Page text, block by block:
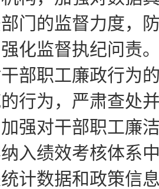
门的监督力度，
化监督执纪问责
部职工廉政行为
行为，严肃查处
强对干部职工廉
入绩效考核体系
计数据和政策信